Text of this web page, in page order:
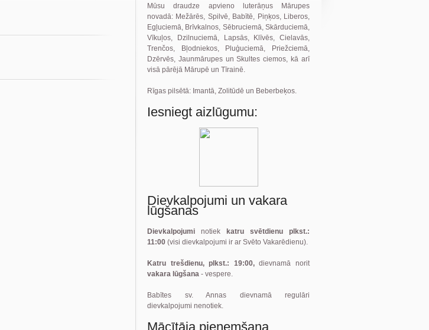
Mūsu draudze apvieno luterāņus Mārupes
novadā: Mežārēs, Spilvē, Babītē, Piņķos, Liberos,
Egļuciemā, Brīvkalnos, Sēbruciemā, Skārduciemā,
Vīkuļos, Dzilnuciemā, Lapsās, Klīvēs, Cielavās,
Trenčos, Bļodniekos, Pluģuciemā, Priežciemā,
Dzērvēs, Jaunmārupes un Skultes ciemos, kā arī
visā pārējā Mārupē un Tīrainē.
Rīgas pilsētā: Imantā, Zolitūdē un Beberbeķos.
Iesniegt aizlūgumu:
Dievkalpojumi un vakara
lūgšanas
Dievkalpojumi notiek
katru svētdienu plkst.:
11:00 (visi dievkalpojumi ir ar Svēto Vakarēdienu).
Katru trešdienu, plkst.: 19:00,dievnamā norit
vakara lūgšana - vespere.
Babītes sv. Annas dievnamā regulāri
dievkalpojumi nenotiek.
Mācītāja pieņemšana